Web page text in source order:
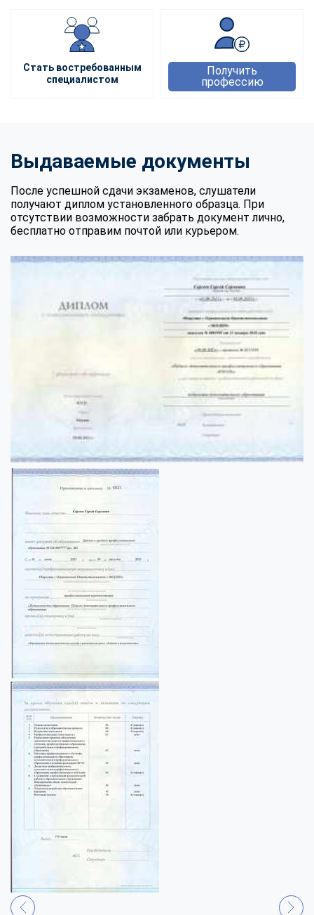
Стать востребованным
специалистом
Получить
профессию
Выдаваемые документы
После успешной сдачи экзаменов, слушатели
получают диплом установленного образца. При
отсутствии возможности забрать документ лично,
бесплатно отправим почтой или курьером.